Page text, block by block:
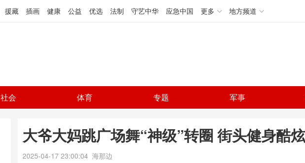
援藏 插画 健康 公益 优选 法制 守艺中华 应急中国 更多 地方频道
社会 体育 专题 军事
大爷大妈跳广场舞“神级”转圈 街头健身酷
2025-04-17 23:00:04 海那边